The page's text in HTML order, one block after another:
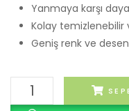
Yanmaya karşı
Kolay temizlenebilir
Geniş renk ve
Floor